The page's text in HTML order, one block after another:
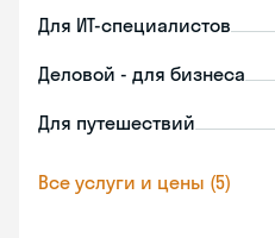
Для ИТ-специалистов
Деловой - для бизнеса
Для путешествий
Все услуги и цены (5)